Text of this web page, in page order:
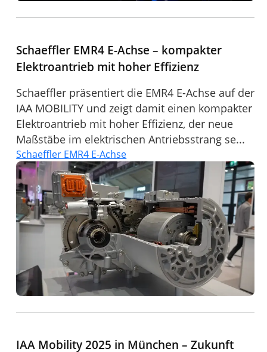
Schaeffler EMR4 E-Achse – kompakter
Elektroantrieb mit hoher Effizienz
Schaeffler präsentiert die EMR4 E-Achse auf der
IAA MOBILITY und zeigt damit einen kompakter
Elektroantrieb mit hoher Effizienz, der neue
Maßstäbe im elektrischen Antriebsstrang se...
Schaeffler EMR4 E-Achse
IAA Mobility 2025 in München – Zukunft